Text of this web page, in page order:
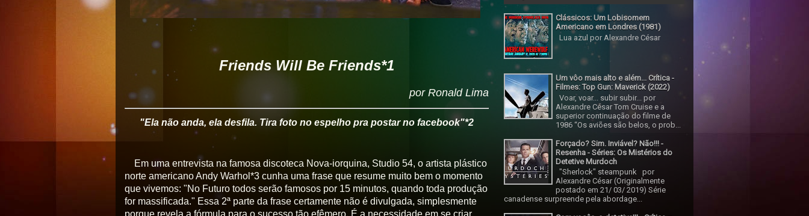
Friends Will Be Friends*1
por Ronald Lima
"Ela não anda, ela desfila. Tira foto no espelho pra postar no facebook"*2
Em uma entrevista na famosa discoteca Nova-iorquina, Studio 54, o artista plástico
norte americano Andy Warhol*3 cunha uma frase que resume muito bem o momento
que vivemos: "No Futuro todos serão famosos por 15 minutos, quando toda produção
for massificada." Essa 2ª parte da frase certamente não é divulgada, simplesmente
porque revela a fórmula para o sucesso tão efêmero. É a necessidade em se criar
Clássicos: Um Lobisomem
Americano em Londres (1981)
Lua azul por Alexandre César
Um vôo mais alto e além... Crítica -
Filmes: Top Gun: Maverick (2022)
Voar, voar... subir subir... por
Alexandre César Tom Cruise e a
superior continuação do filme de
1986 “Os aviões são belos, o prob...
Forçado? Sim. Inviável? Não!!! -
Resenha - Séries: Os Mistérios do
Detetive Murdoch
"Sherlock" steampunk por
Alexandre César (Originalmente
postado em 21/ 03/ 2019) Série
canadense surpreende pela abordage...